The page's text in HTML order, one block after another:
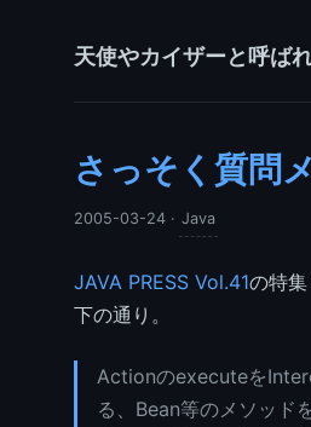
天使やカイザーと呼ば
さっそく質問
2005-03-24 · Java
JAVA PRESS Vol.41の特
下の通り。
Actionのexecuteを
る、Bean等のメソッド